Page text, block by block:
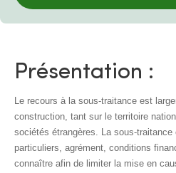
Présentation :
Le recours à la sous-traitance est
construction, tant sur le territoire
sociétés étrangères. La sous-
particuliers, agrément, conditions
connaître afin de limiter la mise en